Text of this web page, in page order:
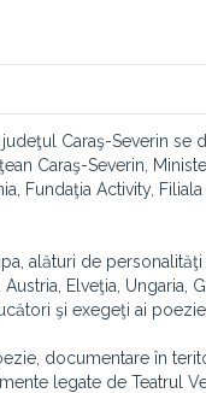
Caraş-Severin se
Caraş-Severin,
Fundaţia Activity, Filiala
alături de
Elveţia, Ungaria,
şi exegeţi ai
documentare în
legate de Teatrul